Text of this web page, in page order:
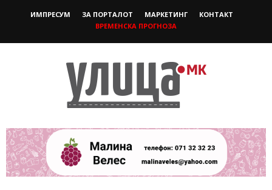
ИМПРЕСУМ ЗА ПОРТАЛОТ МАРКЕТИНГ
КОНТАКТ
ВРЕМЕНСКА ПРОГНОЗА